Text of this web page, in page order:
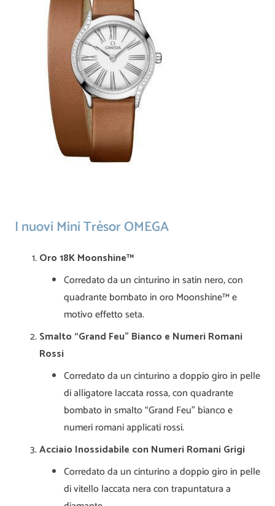
I nuovi Mini Trésor OMEGA
Oro 18K Moonshine™
Corredato da un cinturino in satin nero, con
quadrante bombato in oro Moonshine™ e
motivo effetto seta.
Smalto “Grand Feu” Bianco e Numeri Romani
Rossi
Corredato da un cinturino a doppio giro in pelle
di alligatore laccata rossa, con quadrante
bombato in smalto “Grand Feu” bianco e
numeri romani applicati rossi.
Acciaio Inossidabile con Numeri Romani Grigi
Corredato da un cinturino a doppio giro in pelle
di vitello laccata nera con trapuntatura a